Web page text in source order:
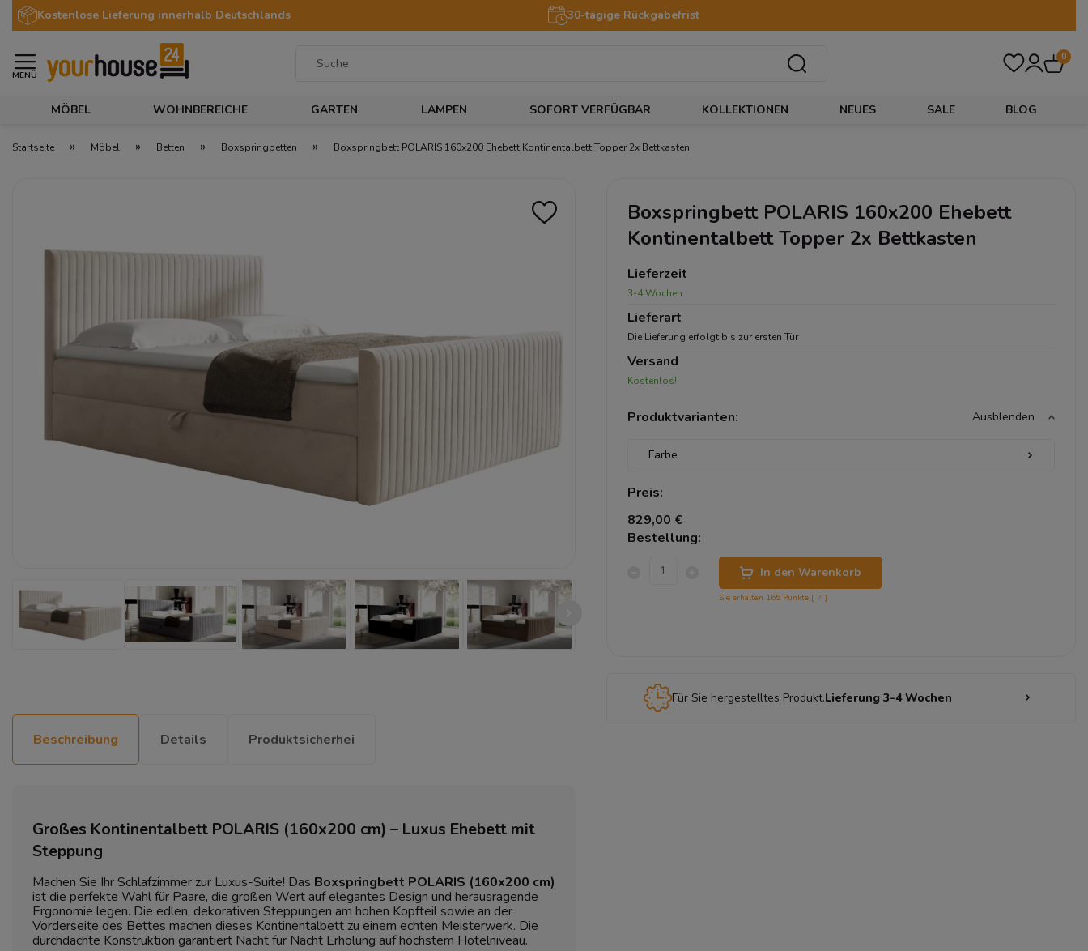
Kostenlose Lieferung innerhalb Deutschlands 30-tägige Rückgabefrist
MENÜ
0
MÖBEL WOHNBEREICHE GARTEN LAMPEN SOFORT VERFÜGBAR KOLLEKTIONEN NEUES SALE BLOG
Startseite » Möbel » Betten » Boxspringbetten » Boxspringbett POLARIS 160x200 Ehebett Kontinentalbett Topper 2x Bettkasten
Beschreibung Details Produktsicherhei
Großes Kontinentalbett POLARIS (160x200 cm) – Luxus Ehebett mit
Steppung
Machen Sie Ihr Schlafzimmer zur Luxus-Suite! Das Boxspringbett POLARIS (160x200 cm)
ist die perfekte Wahl für Paare, die großen Wert auf elegantes Design und herausragende
Ergonomie legen. Die edlen, dekorativen Steppungen am hohen Kopfteil sowie an der
Vorderseite des Bettes machen dieses Kontinentalbett zu einem echten Meisterwerk. Die
durchdachte Konstruktion garantiert Nacht für Nacht Erholung auf höchstem Hotelniveau.
Boxspringbett POLARIS 160x200 Ehebett
Kontinentalbett Topper 2x Bettkasten
Lieferzeit
3-4 Wochen
Lieferart
Die Lieferung erfolgt bis zur ersten Tür
Versand
Kostenlos!
Produktvarianten: Ausblenden
Preis:
829,00 €
Bestellung:
In den Warenkorb
Sie erhalten 165 Punkte [ ? ]
Für Sie hergestelltes Produkt.Lieferung 3-4 Wochen